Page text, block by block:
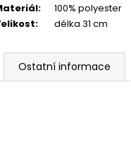
:
100% polyester
: délka 31 cm
Ostatní informace